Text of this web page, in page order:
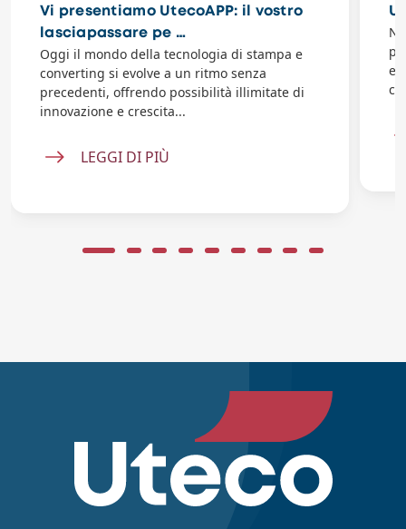
Vi presentiamo UtecoAPP: il vostro
lasciapassare pe …
Oggi il mondo della tecnologia di stampa e
converting si evolve a un ritmo senza
precedenti, offrendo possibilità illimitate di
innovazione e crescita...
LEGGI DI PIÙ